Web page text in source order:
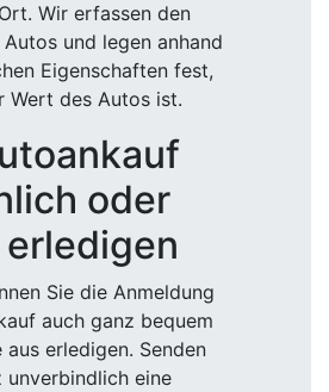
Wir erfassen den
und legen anhand
Eigenschaften fest,
Wert des Autos ist.
oder
Sie die Anmeldung
auch ganz bequem
aus erledigen. Senden
unverbindlich eine